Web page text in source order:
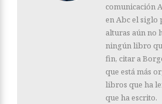
comunicación
en Abc el siglo
alturas aún no
ningún libro
fin, citar a
que está más
libros que ha
que ha escrito.